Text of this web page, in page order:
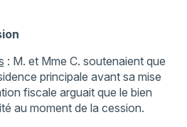
: M. et Mme C. soutenaient que
principale avant sa mise
fiscale arguait que le bien
au moment de la cession.​